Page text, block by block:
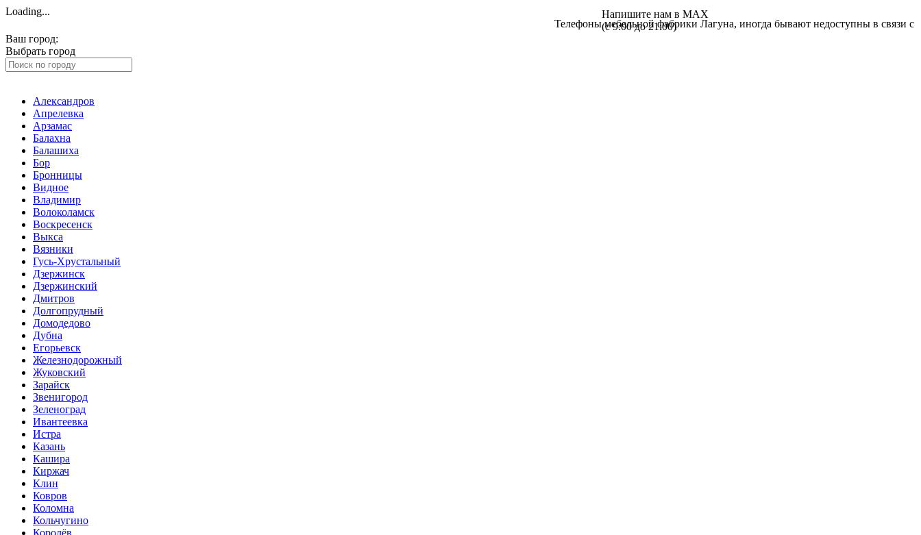
Loading...
Телефоны мебельной фабрики Лагуна, иногда бывают недоступны в связи с
Ваш город:
Выбрать город
Александров
Апрелевка
Арзамас
Балахна
Балашиха
Бор
Бронницы
Видное
Владимир
Волоколамск
Воскресенск
Выкса
Вязники
Гусь-Хрустальный
Дзержинск
Дзержинский
Дмитров
Долгопрудный
Домодедово
Дубна
Егорьевск
Железнодорожный
Жуковский
Зарайск
Звенигород
Зеленоград
Ивантеевка
Истра
Казань
Кашира
Киржач
Клин
Ковров
Коломна
Кольчугино
Королёв
Напишите нам в MAX
(с 9:00 до 21:00)